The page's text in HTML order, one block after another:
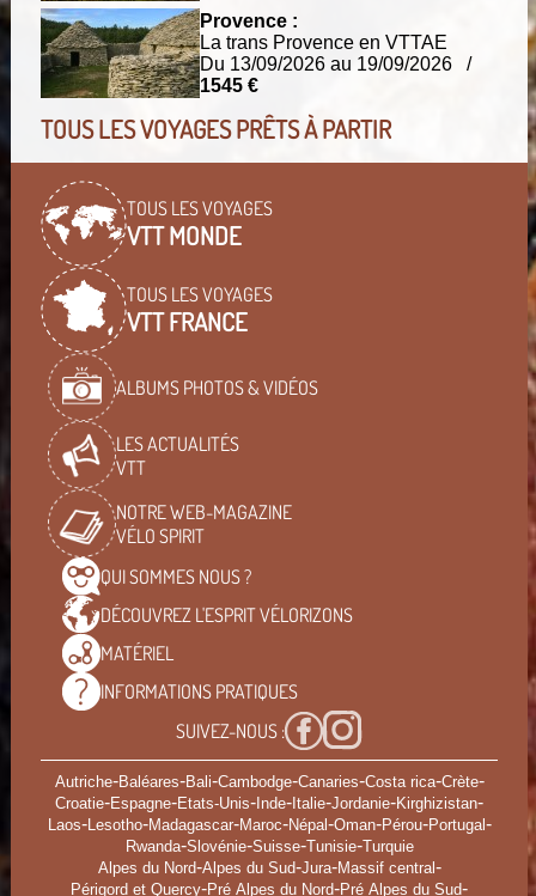
Provence :
La trans Provence en VTTAE
Du 13/09/2026 au 19/09/2026 /
1545 €
TOUS LES VOYAGES PRÊTS À PARTIR
TOUS LES VOYAGES
VTT MONDE
TOUS LES VOYAGES
VTT FRANCE
ALBUMS PHOTOS & VIDÉOS
LES ACTUALITÉS
VTT
NOTRE WEB-MAGAZINE
VÉLO SPIRIT
QUI SOMMES NOUS ?
DÉCOUVREZ L'ESPRITVÉLORIZONS
MATÉRIEL
INFORMATIONS PRATIQUES
SUIVEZ-NOUS :
Autriche-Baléares-Bali-Cambodge-Canaries-Costa rica-Crète-
Croatie-Espagne-Etats-Unis- Inde- Italie-Jordanie-Kirghizistan-
Laos-Lesotho-Madagascar-Maroc-Népal -Oman-Pérou-Portugal -
Rwanda-Slovénie-Suisse-Tunisie-Turquie
Alpes du Nord-Alpes du Sud-Jura-Massif central -
Périgord et Quercy-Pré Alpes du Nord-Pré Alpes du Sud-